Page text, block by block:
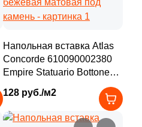
Напольная вставка Atlas
Concorde 610090002380
Empire Statuario Bottone
7.2x7.2 бежевая матовая
под камень
128 руб./м2